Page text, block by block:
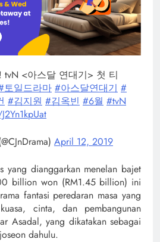
tvN <아스달 연대기> 첫 티
토일드라마 #아스달연대기 #
#김지원 #김옥빈 #6월 #tvN
April 12, 2019
yang dianggarkan menelan bajet
billion won (RM1.45 billion) ini
fantasi peredaran masa yang
cinta, dan pembangunan
Asadal, yang dikatakan sebagai
dahulu.